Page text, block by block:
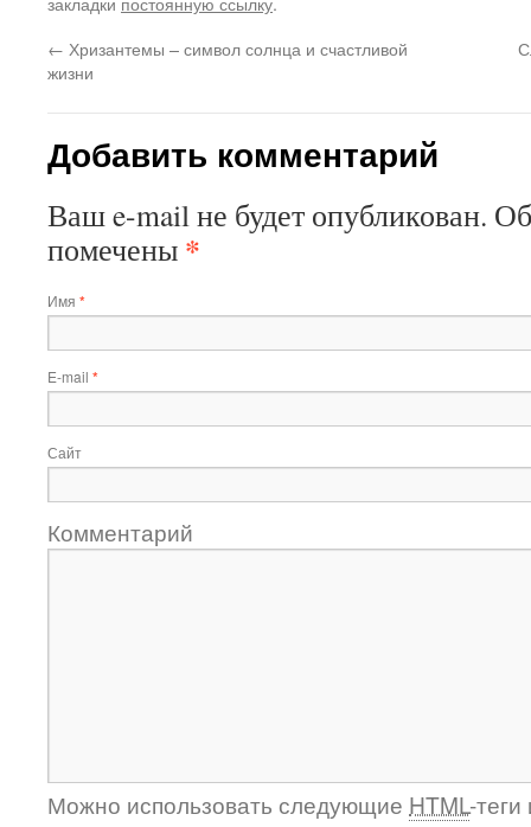
← Хризантемы – символ солнца и счастливой
жизни
Добавить комментарий
Ваш e-mail не будет опубликован.
помечены *
Имя *
E-mail *
Сайт
Комментарий
Можно использовать следующие HTML-